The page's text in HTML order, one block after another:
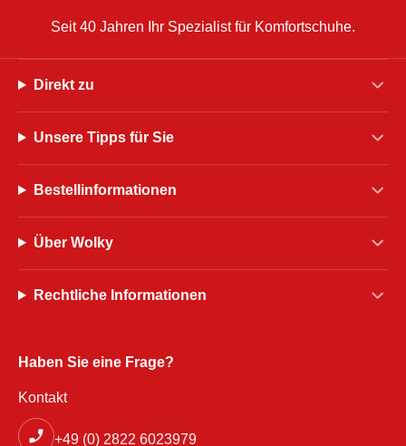
Seit 40 Jahren Ihr Spezialist für Komfortschuhe.
Direkt zu
Unsere Tipps für Sie
Bestellinformationen
Über Wolky
Rechtliche Informationen
Haben Sie eine Frage?
Kontakt
+49 (0) 2822 6023979